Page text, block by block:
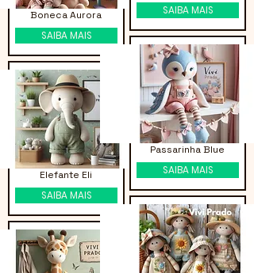
Boneca Aurora
SAIBA MAIS
Elefante Eli
SAIBA MAIS
SAIBA MAIS
Passarinha Blue
SAIBA MAIS